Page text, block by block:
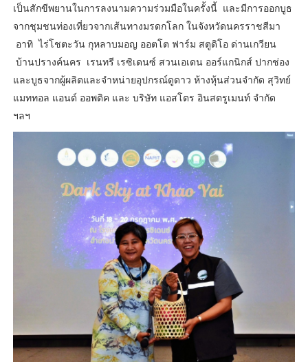
เป็นสักขีพยานในการลงนามความร่วมมือในครั้งนี้ และมีการออกบูธ
จากชุมชนท่องเที่ยวจากเส้นทางมรดกโลก ในจังหวัดนครราชสีมา
อาทิ ไร่โชตะวัน กุหลาบมอญ ออตโต ฟาร์ม สตูดิโอ ด่านเกวียน
บ้านปรางค์นคร เรนทรี เรซิเดนซ์ สวนเอเดน ออร์แกนิกส์ ปากช่อง
และบูธจากผู้ผลิตและจำหน่ายอุปกรณ์ดูดาว ห้างหุ้นส่วนจำกัด สุวิทย์
แมททอล แอนด์ ออพติค และ บริษัท แอสโตร อินสตรูเมนท์ จำกัด
ฯลฯ